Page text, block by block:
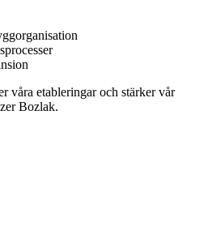
våra etableringar och stärker vår
Bozlak.